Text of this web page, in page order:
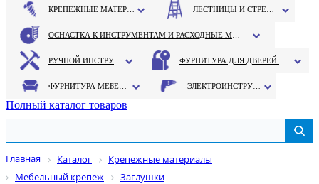
Полный каталог товаров
Главная Каталог
Крепежные материалы
Мебельный крепеж
Заглушки